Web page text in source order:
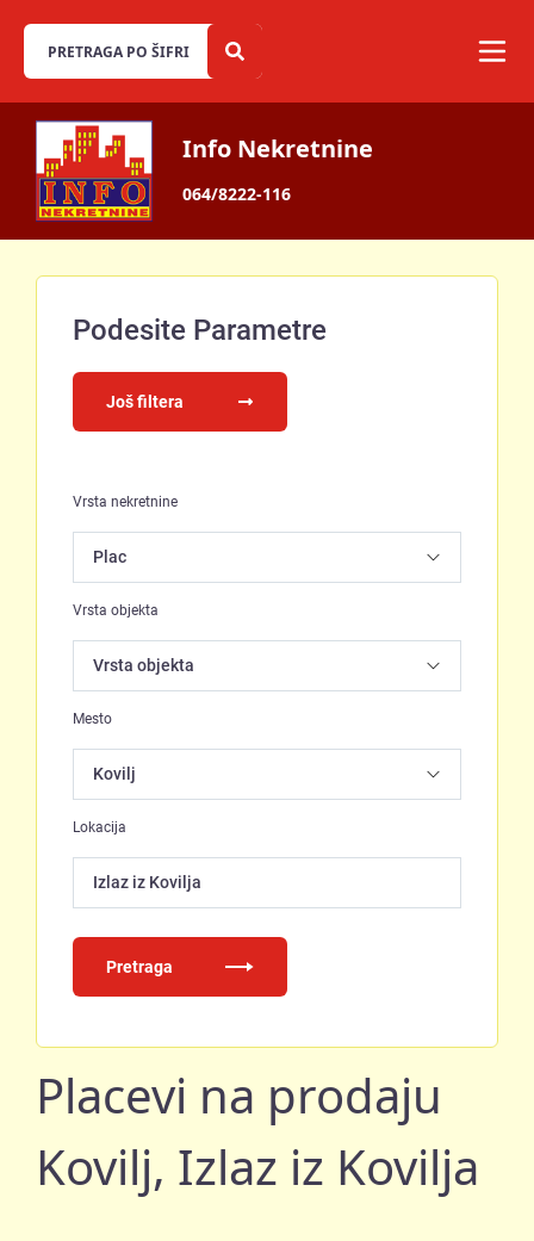
Info Nekretnine
064/8222-116
Podesite Parametre
Još filtera
Vrsta nekretnine
Vrsta objekta
Mesto
Lokacija
Izlaz iz Kovilja
Pretraga
Placevi na prodaju
Kovilj, Izlaz iz Kovilja